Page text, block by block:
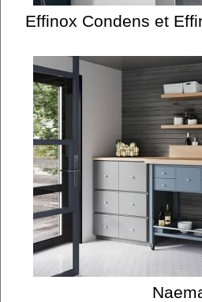
Effinox Condens et